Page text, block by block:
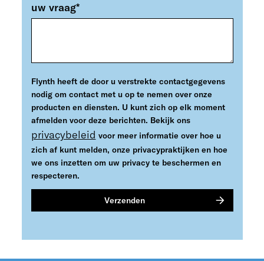
uw vraag*
Flynth heeft de door u verstrekte contactgegevens
nodig om contact met u op te nemen over onze
producten en diensten. U kunt zich op elk moment
afmelden voor deze berichten. Bekijk ons
privacybeleid voor meer informatie over hoe u
zich af kunt melden, onze privacypraktijken en hoe
we ons inzetten om uw privacy te beschermen en
respecteren.